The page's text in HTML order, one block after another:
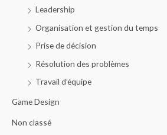
Leadership
Organisation et gestion du temps
Prise de décision
Résolution des problèmes
Travail d’équipe
Game Design
Non classé